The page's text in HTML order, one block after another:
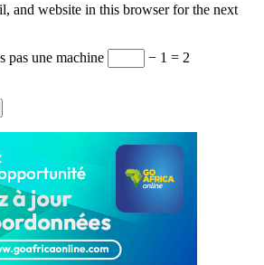
and website in this browser for the next
pas une machine − 1 = 2